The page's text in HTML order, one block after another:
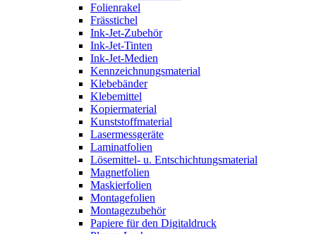
Folienrakel
Frässtichel
Ink-Jet-Zubehör
Ink-Jet-Tinten
Ink-Jet-Medien
Kennzeichnungsmaterial
Klebebänder
Klebemittel
Kopiermaterial
Kunststoffmaterial
Lasermessgeräte
Laminatfolien
Lösemittel- u. Entschichtungsmaterial
Magnetfolien
Maskierfolien
Montagefolien
Montagezubehör
Papiere für den Digitaldruck